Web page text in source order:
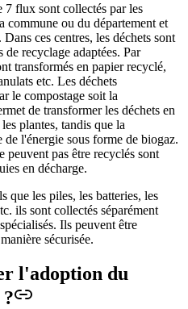
7 flux sont collectés par les
commune ou du département et
ces centres, les déchets sont
de recyclage adaptées. Par
transformés en papier recyclé,
etc. Les déchets
le compostage soit la
de transformer les déchets en
plantes, tandis que la
l'énergie sous forme de biogaz.
peuvent pas être recyclés sont
en décharge.
que les piles, les batteries, les
ils sont collectés séparément
Ils peuvent être
sécurisée.
l'adoption du